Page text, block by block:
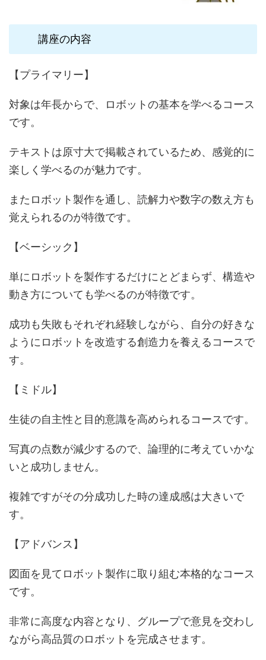
講座の内容
【プライマリー】
対象は年長からで、ロボットの基本を学べるコース
です。
テキストは原寸大で掲載されているため、感覚的に
楽しく学べるのが魅力です。
またロボット製作を通し、読解力や数字の数え方も
覚えられるのが特徴です。
【ベーシック】
単にロボットを製作するだけにとどまらず、構造や
動き方についても学べるのが特徴です。
成功も失敗もそれぞれ経験しながら、自分の好きな
ようにロボットを改造する創造力を養えるコースで
す。
【ミドル】
生徒の自主性と目的意識を高められるコースです。
写真の点数が減少するので、論理的に考えていかな
いと成功しません。
複雑ですがその分成功した時の達成感は大きいで
す。
【アドバンス】
図面を見てロボット製作に取り組む本格的なコース
です。
非常に高度な内容となり、グループで意見を交わし
ながら高品質のロボットを完成させます。